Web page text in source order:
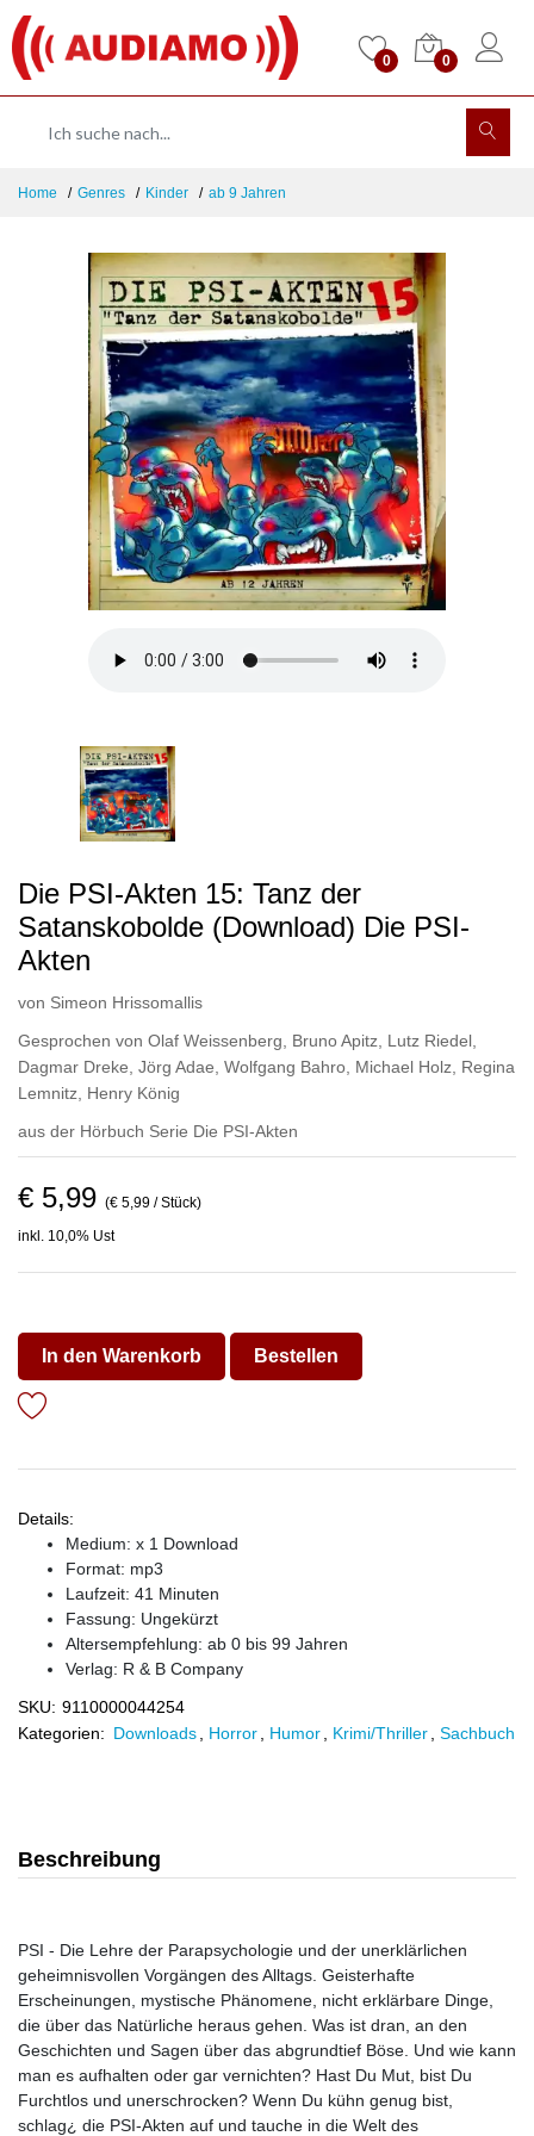
0 0
Home Genres Kinder ab 9 Jahren
Die PSI-Akten 15: Tanz der
Satanskobolde (Download) Die PSI-
Akten
von Simeon Hrissomallis
Gesprochen von Olaf Weissenberg Bruno Apitz Lutz Riedel
Dagmar Dreke Jörg Adae Wolfgang Bahro Michael Holz Regina
Lemnitz Henry König
aus der Hörbuch Serie Die PSI-Akten
€ 5,99 (€ 5,99 / Stück)
inkl. 10,0% Ust
In den Warenkorb Bestellen
Details:
Medium: x 1 Download
Format: mp3
Laufzeit: 41 Minuten
Fassung: Ungekürzt
Altersempfehlung: ab 0 bis 99 Jahren
Verlag: R & B Company
SKU: 9110000044254
Kategorien: Downloads Horror Humor Krimi/Thriller Sachbuch
Beschreibung
PSI - Die Lehre der Parapsychologie und der unerklärlichen
geheimnisvollen Vorgängen des Alltags. Geisterhafte
Erscheinungen, mystische Phänomene, nicht erklärbare Dinge,
die über das Natürliche heraus gehen. Was ist dran, an den
Geschichten und Sagen über das abgrundtief Böse. Und wie kann
man es aufhalten oder gar vernichten? Hast Du Mut, bist Du
Furchtlos und unerschrocken? Wenn Du kühn genug bist,
schlag¿ die PSI-Akten auf und tauche in die Welt des